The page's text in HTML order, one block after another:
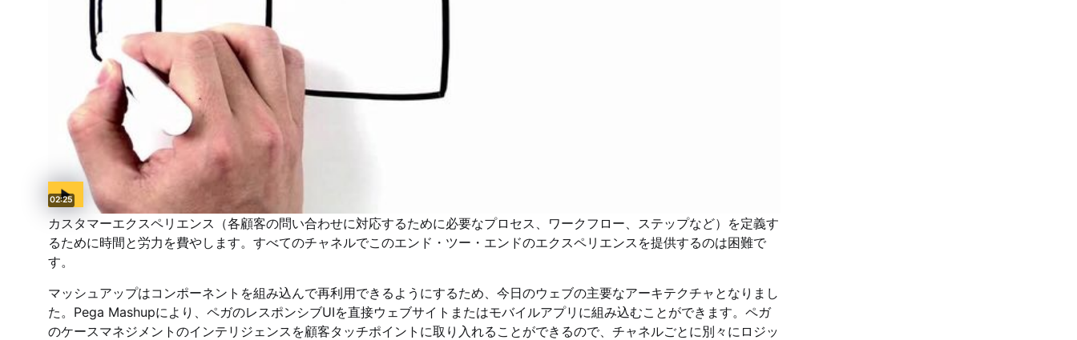
Video duration:
02:25
カスタマーエクスペリエンス（各顧客の問い合わせに対応するために必要なプロセス、ワークフロー、ステップなど）を定義す
るために時間と労力を費やします。すべてのチャネルでこのエンド・ツー・エンドのエクスペリエンスを提供するのは困難で
す。
マッシュアップはコンポーネントを組み込んで再利用できるようにするため、今日のウェブの主要なアーキテクチャとなりまし
た。Pega Mashupにより、ペガのレスポンシブUIを直接ウェブサイトまたはモバイルアプリに組み込むことができます。ペガ
のケースマネジメントのインテリジェンスを顧客タッチポイントに取り入れることができるので、チャネルごとに別々にロジッ